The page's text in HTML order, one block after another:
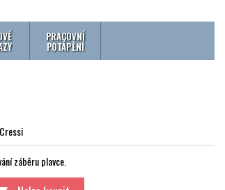
PRACOVNÍ
POTÁPĚNÍ
Cressi
záběru plavce.